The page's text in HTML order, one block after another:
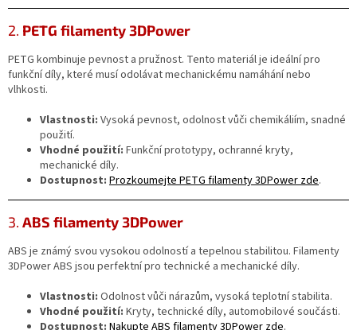
2. PETG filamenty 3DPower
PETG kombinuje pevnost a pružnost. Tento materiál je ideální pro
funkční díly, které musí odolávat mechanickému namáhání nebo
vlhkosti.
Vlastnosti: Vysoká pevnost, odolnost vůči chemikáliím, snadné
použití.
Vhodné použití: Funkční prototypy, ochranné kryty,
mechanické díly.
Dostupnost: Prozkoumejte PETG filamenty3DPower zde.
3. ABS filamenty 3DPower
ABS je známý svou vysokou odolností a tepelnou stabilitou. Filamenty
3DPower ABS jsou perfektní pro technické a mechanické díly.
Vlastnosti: Odolnost vůči nárazům, vysoká teplotní stabilita.
Vhodné použití: Kryty, technické díly, automobilové součásti.
Dostupnost: Nakupte ABS filamenty3DPower zde.